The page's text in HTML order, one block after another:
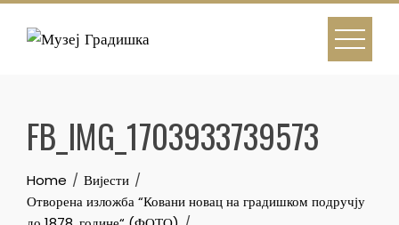
Skip
FB_IMG_1703933739573
Home
Вијести
Отворена изложба “Ковани новац на градишком подручју